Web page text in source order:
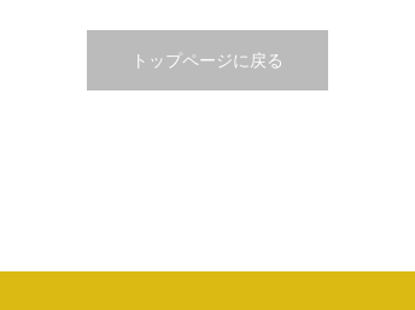
トップページに戻る